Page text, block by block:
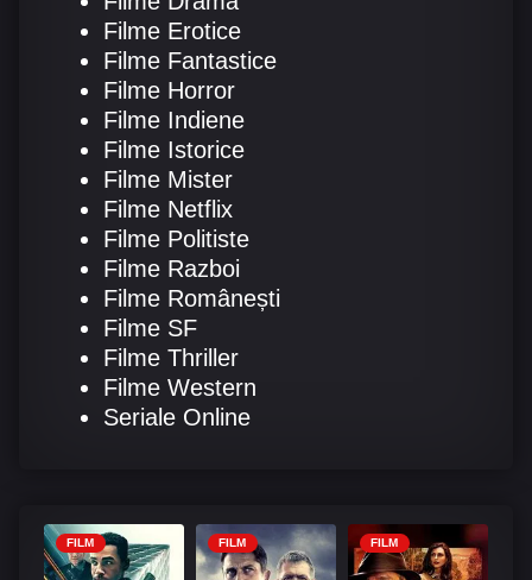
Filme Erotice
Filme Fantastice
Filme Horror
Filme Indiene
Filme Istorice
Filme Mister
Filme Netflix
Filme Politiste
Filme Razboi
Filme Românești
Filme SF
Filme Thriller
Filme Western
Seriale Online
FILM FILM FILM